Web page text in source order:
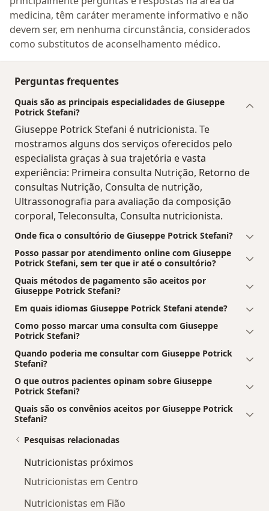
medicina, têm caráter meramente informativo e não
devem ser, em nenhuma circunstância, considerados
como substitutos de aconselhamento médico.
Perguntas frequentes
Quais são as principais especialidades de Giuseppe
Potrick Stefani?
Giuseppe Potrick Stefani é nutricionista. Te
mostramos alguns dos serviços oferecidos pelo
especialista graças à sua trajetória e vasta
experiência: Primeira consulta Nutrição, Retorno de
consultas Nutrição, Consulta de nutrição,
Ultrassonografia para avaliação da composição
corporal, Teleconsulta, Consulta nutricionista.
Onde fica o consultório de Giuseppe Potrick Stefani?
Posso passar por atendimento online com Giuseppe
Potrick Stefani, sem ter que ir até o consultório?
Quais métodos de pagamento são aceitos por
Giuseppe Potrick Stefani?
Em quais idiomas Giuseppe Potrick Stefani atende?
Como posso marcar uma consulta com Giuseppe
Potrick Stefani?
Quando poderia me consultar com Giuseppe Potrick
Stefani?
O que outros pacientes opinam sobre Giuseppe
Potrick Stefani?
Quais são os convênios aceitos por Giuseppe Potrick
Stefani?
Pesquisas relacionadas
Nutricionistas próximos
Nutricionistas em Centro
Nutricionistas em Fião